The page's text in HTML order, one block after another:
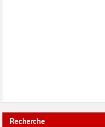
Recherche